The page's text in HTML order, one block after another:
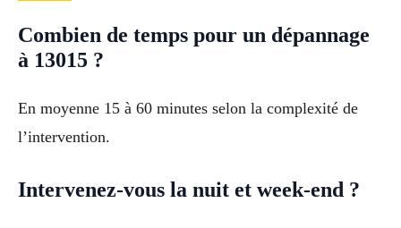
Combien de temps pour un dépannage
à 13015 ?
En moyenne 15 à 60 minutes selon la complexité de
l’intervention.
Intervenez-vous la nuit et week-end ?